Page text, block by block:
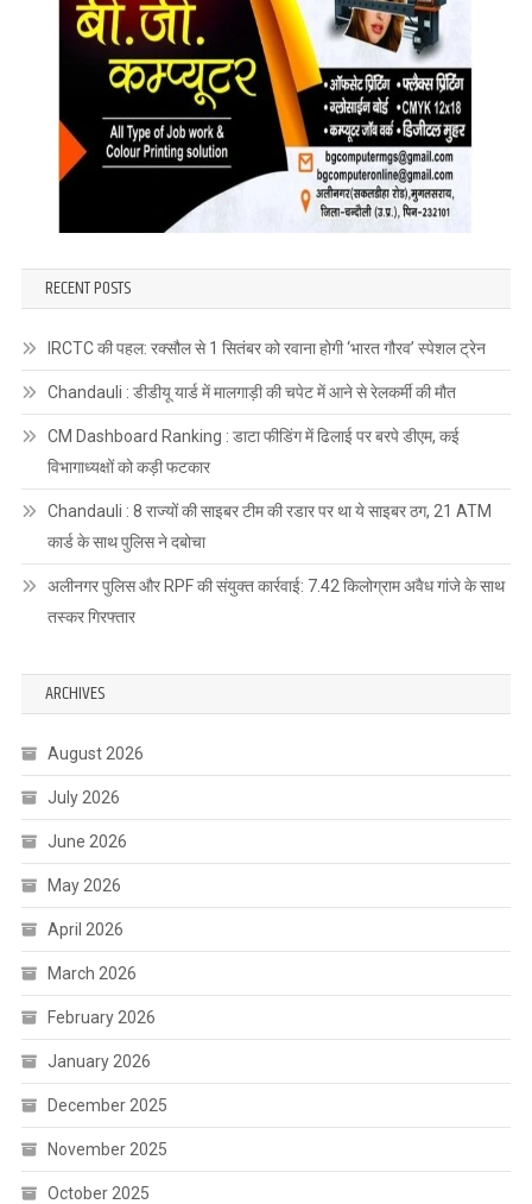
RECENT POSTS
IRCTC की पहल: रक्सौल से 1 सितंबर को रवाना होगी ‘भारत गौरव’ स्पेशल ट्रेन
Chandauli : डीडीयू यार्ड में मालगाड़ी की चपेट में आने से रेलकर्मी की मौत
CM Dashboard Ranking : डाटा फीडिंग में ढिलाई पर बरपे डीएम, कई
विभागाध्यक्षों को कड़ी फटकार
Chandauli : 8 राज्यों की साइबर टीम की रडार पर था ये साइबर ठग, 21 ATM
कार्ड के साथ पुलिस ने दबोचा
अलीनगर पुलिस और RPF की संयुक्त कार्रवाई: 7.42 किलोग्राम अवैध गांजे के साथ
तस्कर गिरफ्तार
ARCHIVES
August 2026
July 2026
June 2026
May 2026
April 2026
March 2026
February 2026
January 2026
December 2025
November 2025
October 2025